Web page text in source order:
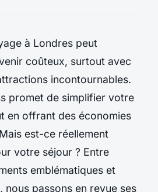
à Londres peut
coûteux, surtout avec
incontournables.
promet de simplifier votre
en offrant des économies
est-ce réellement
votre séjour ? Entre
emblématiques et
nous passons en revue ses